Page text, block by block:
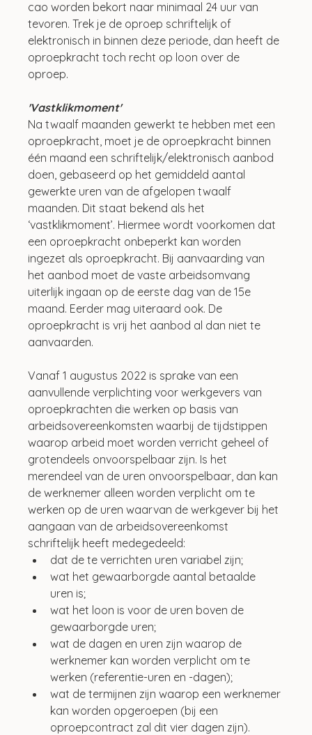
cao worden bekort naar minimaal 24 uur van
tevoren. Trek je de oproep schriftelijk of
elektronisch in binnen deze periode, dan heeft de
oproepkracht toch recht op loon over de
oproep.
'Vastklikmoment'
Na twaalf maanden gewerkt te hebben met een
oproepkracht, moet je de oproepkracht binnen
één maand een schriftelijk/elektronisch aanbod
doen, gebaseerd op het gemiddeld aantal
gewerkte uren van de afgelopen twaalf
maanden. Dit staat bekend als het
‘vastklikmoment’. Hiermee wordt voorkomen dat
een oproepkracht onbeperkt kan worden
ingezet als oproepkracht. Bij aanvaarding van
het aanbod moet de vaste arbeidsomvang
uiterlijk ingaan op de eerste dag van de 15e
maand. Eerder mag uiteraard ook. De
oproepkracht is vrij het aanbod al dan niet te
aanvaarden.
Vanaf 1 augustus 2022 is sprake van een
aanvullende verplichting voor werkgevers van
oproepkrachten die werken op basis van
arbeidsovereenkomsten waarbij de tijdstippen
waarop arbeid moet worden verricht geheel of
grotendeels onvoorspelbaar zijn. Is het
merendeel van de uren onvoorspelbaar, dan kan
de werknemer alleen worden verplicht om te
werken op de uren waarvan de werkgever bij het
aangaan van de arbeidsovereenkomst
schriftelijk heeft medegedeeld:
dat de te verrichten uren variabel zijn;
wat het gewaarborgde aantal betaalde
uren is;
wat het loon is voor de uren boven de
gewaarborgde uren;
wat de dagen en uren zijn waarop de
werknemer kan worden verplicht om te
werken (referentie-uren en -dagen);
wat de termijnen zijn waarop een werknemer
kan worden opgeroepen (bij een
oproepcontract zal dit vier dagen zijn).